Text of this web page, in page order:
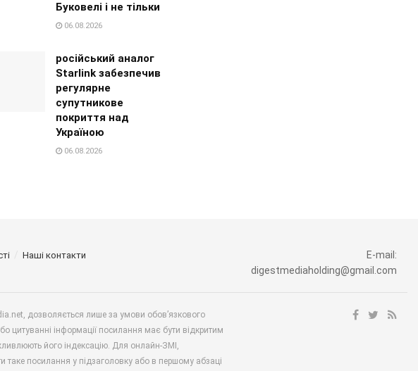
Буковелі і не тільки
06.08.2026
російський аналог
Starlink забезпечив
регулярне
супутникове
покриття над
Україною
06.08.2026
Наші контакти
E-mail:
digestmediaholding@gmail.com
дозволяється лише за умови обов’язкового
цитуванні інформації посилання має бути відкритим
його індексацію. Для онлайн-ЗМІ,
таке посилання у підзаголовку або в першому абзаці